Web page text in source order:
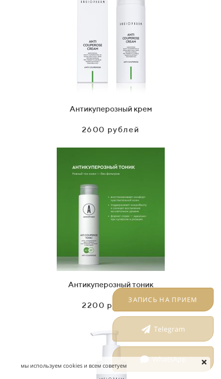
ЗАПИСЬ НА ПРИЕМ
Telegram
WhatsApp
Антикуперозный крем
2600 рублей
Антикуперозный тоник
2200 рублей
мы используем cookies и всем советуем